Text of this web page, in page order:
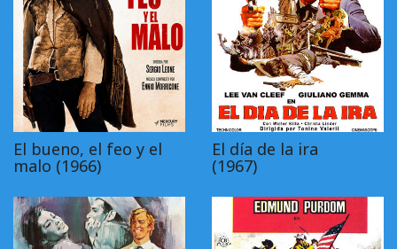
El bueno, el feo y el
malo (1966)
El día de la ira
(1967)